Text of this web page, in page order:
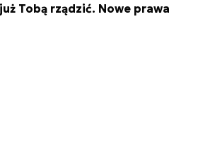
Tobą rządzić. Nowe prawa